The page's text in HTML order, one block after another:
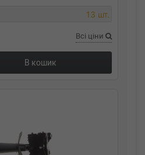
13 шт.
Всі ціни
В кошик